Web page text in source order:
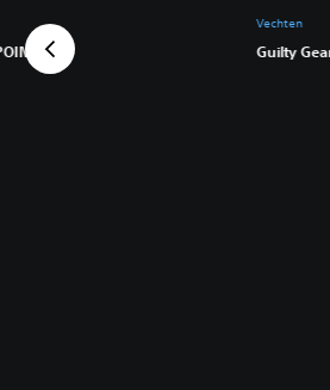
Vechten
Guilty